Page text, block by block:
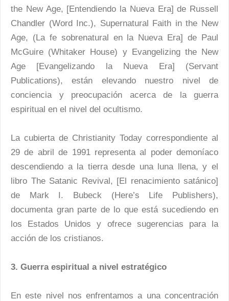
the New Age, [Entendiendo la Nueva Era] de Russell
Chandler (Word Inc.), Supernatural Faith in the New
Age, (La fe sobrenatural en la Nueva Era] de Paul
McGuire (Whitaker House) y Evangelizing the New
Age [Evangelizando la Nueva Era] (Servant
Publications), están elevando nuestro nivel de
conciencia y preocupación acerca de la guerra
espiritual en el nivel del ocultismo.
La cubierta de Christianity Today correspondiente al
29 de abril de 1991 representa al poder demoníaco
descendiendo a la tierra desde una luna llena, y el
libro The Satanic Revival, [El renacimiento satánico]
de Mark I. Bubeck (Here’s Life Publishers),
documenta gran parte de lo que está sucediendo en
los Estados Unidos y ofrece sugerencias para la
acción de los cristianos.
3. Guerra espiritual a nivel estratégico
En este nivel nos enfrentamos a una concentración